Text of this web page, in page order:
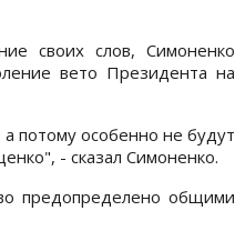
своих слов, Симоненко
вето Президента на
потому особенно не будут
- сказал Симоненко.
предопределено общими